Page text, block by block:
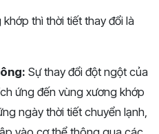
thì thời tiết thay đổi là
Sự thay đổi đột ngột của
ứng đến vùng xương khớp
ngày thời tiết chuyển lạnh,